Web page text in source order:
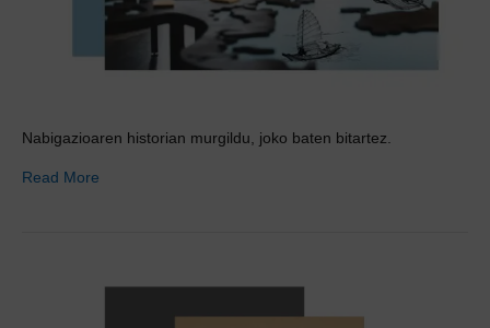
Nabigazioaren historian murgildu, joko baten bitartez.
Read More